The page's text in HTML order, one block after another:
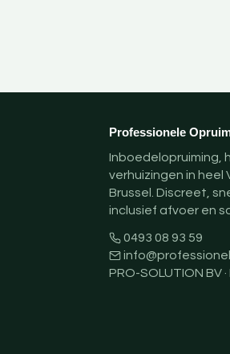
Professionele
Inboedelopruiming,
verhuizingen in heel
Brussel. Discreet,
inclusief afvoer en
0493 08 93 59
PRO-SOLUTION BV